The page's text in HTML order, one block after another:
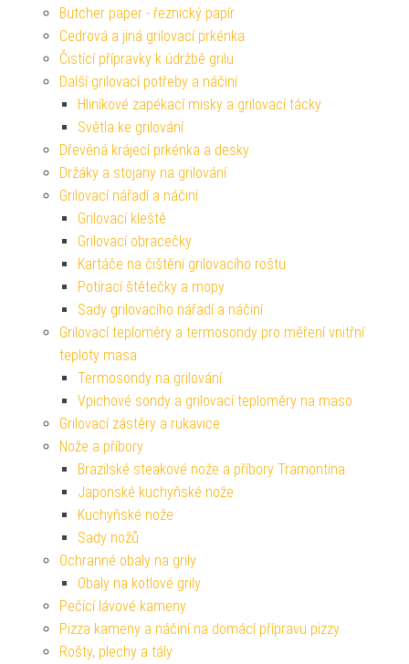
Butcher paper - řeznický papír
Cedrová a jiná grilovací prkénka
Čistící přípravky k údržbě grilu
Další grilovací potřeby a náčiní
Hliníkové zapékací misky a grilovací tácky
Světla ke grilování
Dřevěná krájecí prkénka a desky
Držáky a stojany na grilování
Grilovací nářadí a náčiní
Grilovací kleště
Grilovací obracečky
Kartáče na čištění grilovacího roštu
Potírací štětečky a mopy
Sady grilovacího nářadí a náčiní
Grilovací teploměry a termosondy pro měření vnitřní
teploty masa
Termosondy na grilování
Vpichové sondy a grilovací teploměry na maso
Grilovací zástěry a rukavice
Nože a příbory
Brazilské steakové nože a příbory Tramontina
Japonské kuchyňské nože
Kuchyňské nože
Sady nožů
Ochranné obaly na grily
Obaly na kotlové grily
Pečící lávové kameny
Pizza kameny a náčiní na domácí přípravu pizzy
Rošty, plechy a tály